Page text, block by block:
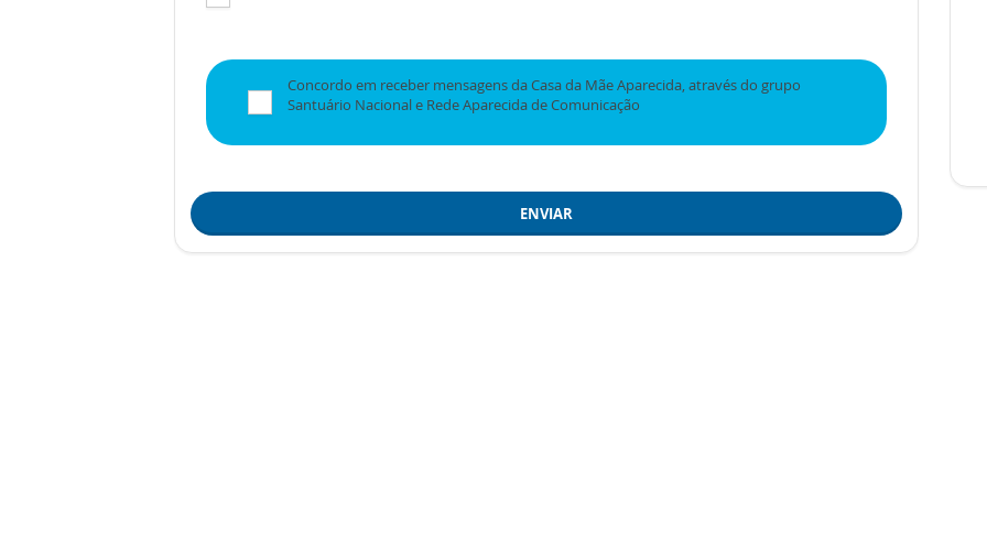
Concordo em receber mensagens da Casa da Mãe Aparecida, através do grupo
Santuário Nacional e Rede Aparecida de Comunicação
ENVIAR